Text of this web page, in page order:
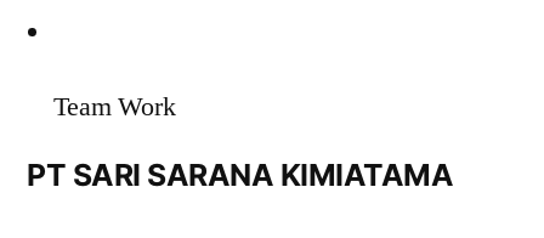
Team Work
PT SARI SARANA KIMIATAMA